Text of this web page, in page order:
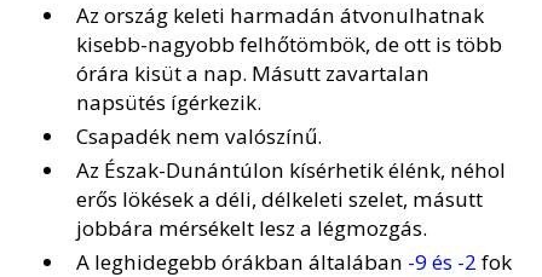
Az ország keleti harmadán átvonulhatnak
kisebb-nagyobb felhőtömbök, de ott is több
órára kisüt a nap. Másutt zavartalan
napsütés ígérkezik.
Csapadék nem valószínű.
Az Észak-Dunántúlon kísérhetik élénk, néhol
erős lökések a déli, délkeleti szelet, másutt
jobbára mérsékelt lesz a légmozgás.
A leghidegebb órákban általában -9 és -2 fok